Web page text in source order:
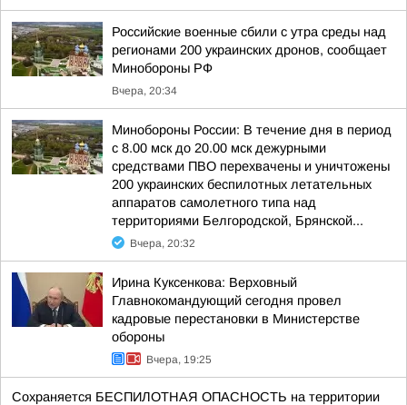
Российские военные сбили с утра среды над
регионами 200 украинских дронов, сообщает
Минобороны РФ
Вчера, 20:34
Минобороны России: В течение дня в период
с 8.00 мск до 20.00 мск дежурными
средствами ПВО перехвачены и уничтожены
200 украинских беспилотных летательных
аппаратов самолетного типа над
территориями Белгородской, Брянской...
Вчера, 20:32
Ирина Куксенкова: Верховный
Главнокомандующий сегодня провел
кадровые перестановки в Министерстве
обороны
Вчера, 19:25
Сохраняется БЕСПИЛОТНАЯ ОПАСНОСТЬ на территории